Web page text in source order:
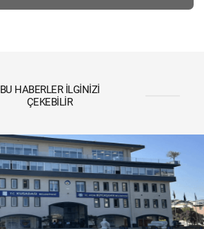
BU HABERLER İLGINIZI
ÇEKEBILIR